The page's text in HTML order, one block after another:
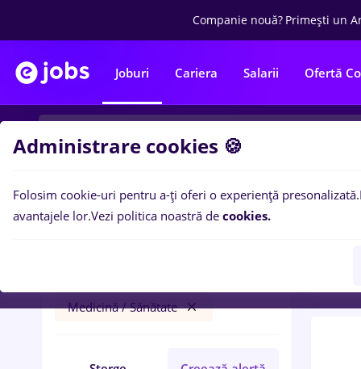
Companie nouă? Primești un
Joburi Cariera Salarii Ofertă
Filtre
Medicină / Sănătate
0
Administrare cookies 🍪
Folosim cookie-uri pentru a-ți oferi o experiență presonalizată.
avantajele lor.Vezi politica noastră de cookies.